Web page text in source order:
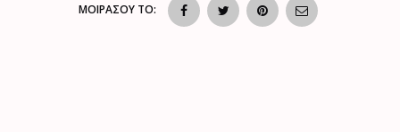
ΜΟΙΡΑΣΟΥ ΤΟ: